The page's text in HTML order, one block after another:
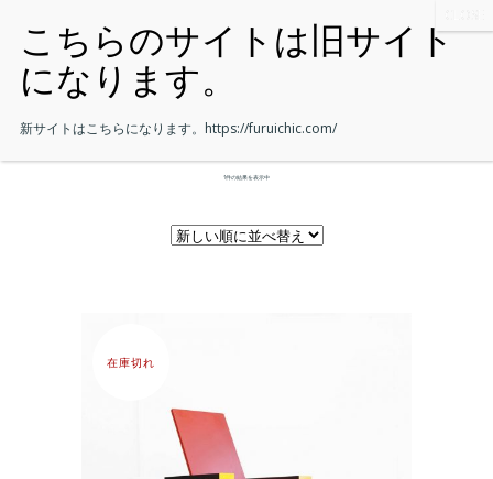
1件の結果を表示中
在庫切れ
新サイトはこちらになります。 https://furuichic.com/